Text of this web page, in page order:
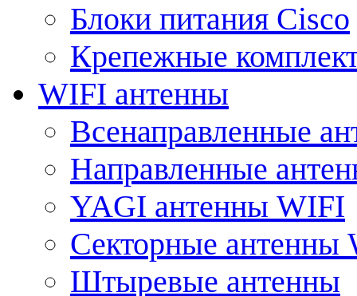
Блоки питания Cisco
Крепежные
WIFI антенны
Всенаправленные
Направленные
YAGI антенны WIFI
Секторные антенны
Штыревые антенны